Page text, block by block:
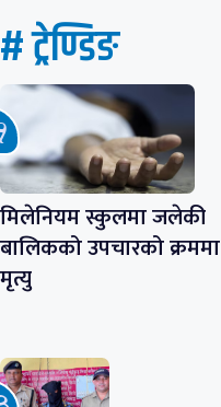
# ट्रेण्डिङ
मिलेनियम स्कुलमा जलेकी
बालिकको उपचारको क्रममा
मृत्यु